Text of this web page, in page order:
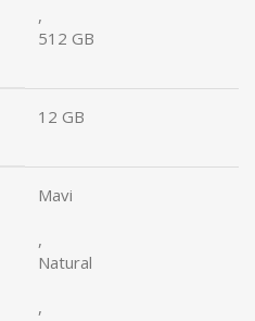
,
512 GB
12 GB
Mavi
,
Natural
,